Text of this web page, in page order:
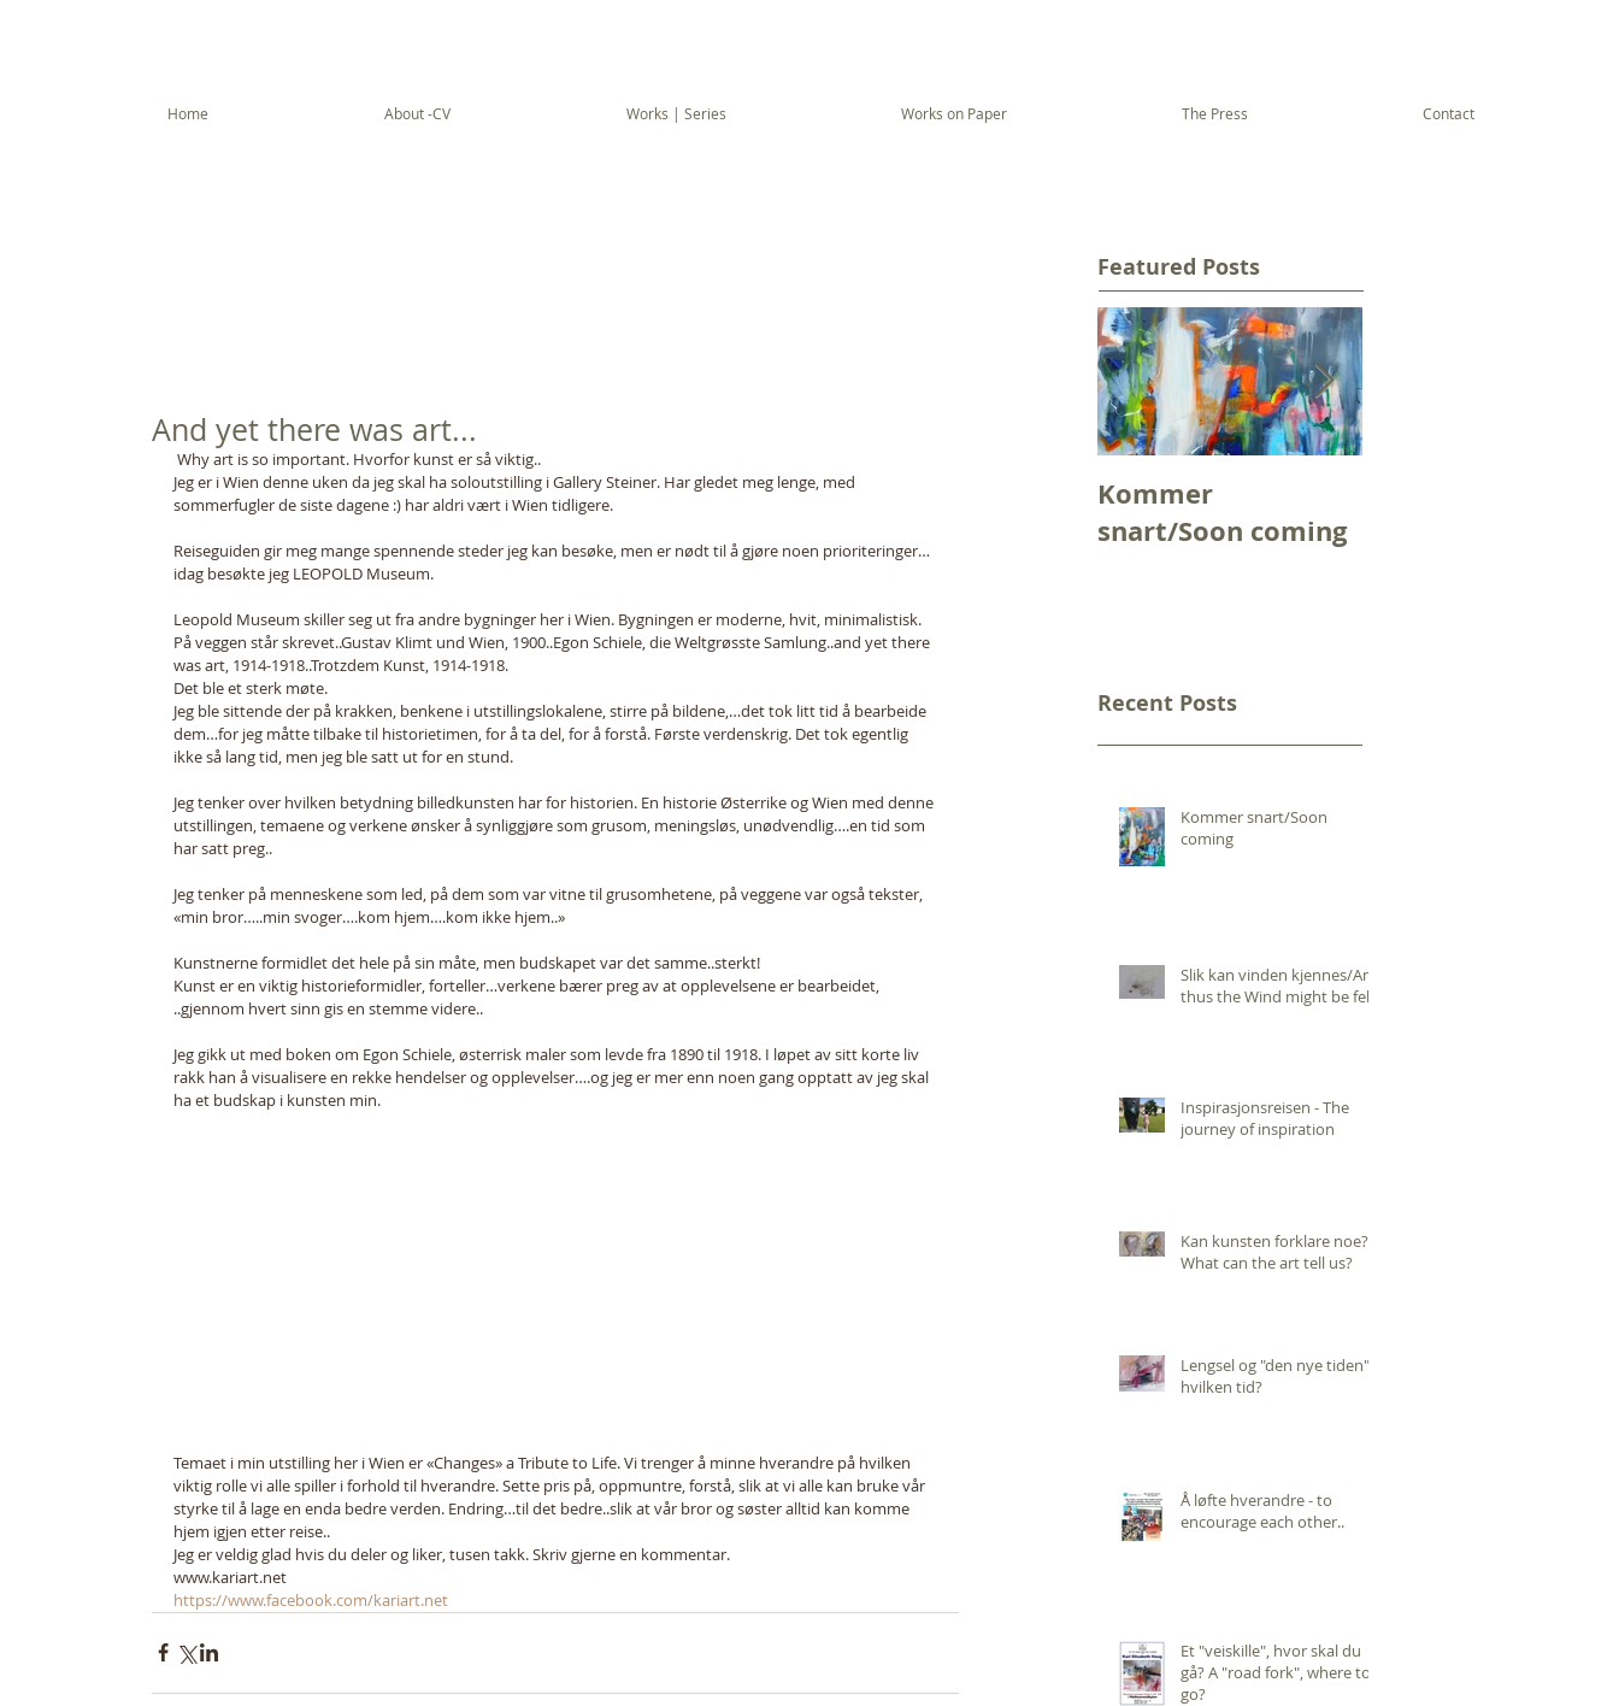
Home About -CV Works | Series Works on Paper The Press Contact
Featured Posts
And yet there was art...
Why art is so important. Hvorfor kunst er så viktig..
Jeg er i Wien denne uken da jeg skal ha soloutstilling i Gallery Steiner. Har gledet meg lenge, med
sommerfugler de siste dagene :) har aldri vært i Wien tidligere.
Reiseguiden gir meg mange spennende steder jeg kan besøke, men er nødt til å gjøre noen prioriteringer…
idag besøkte jeg LEOPOLD Museum.
Leopold Museum skiller seg ut fra andre bygninger her i Wien. Bygningen er moderne, hvit, minimalistisk.
På veggen står skrevet..Gustav Klimt und Wien, 1900..Egon Schiele, die Weltgrøsste Samlung..and yet there
was art, 1914-1918..Trotzdem Kunst, 1914-1918.
Det ble et sterk møte.
Jeg ble sittende der på krakken, benkene i utstillingslokalene, stirre på bildene,…det tok litt tid å bearbeide
dem…for jeg måtte tilbake til historietimen, for å ta del, for å forstå. Første verdenskrig. Det tok egentlig
ikke så lang tid, men jeg ble satt ut for en stund.
Jeg tenker over hvilken betydning billedkunsten har for historien. En historie Østerrike og Wien med denne
utstillingen, temaene og verkene ønsker å synliggjøre som grusom, meningsløs, unødvendlig….en tid som
har satt preg..
Jeg tenker på menneskene som led, på dem som var vitne til grusomhetene, på veggene var også tekster,
«min bror…..min svoger….kom hjem….kom ikke hjem..»
Kunstnerne formidlet det hele på sin måte, men budskapet var det samme..sterkt!
Kunst er en viktig historieformidler, forteller…verkene bærer preg av at opplevelsene er bearbeidet,
..gjennom hvert sinn gis en stemme videre..
Jeg gikk ut med boken om Egon Schiele, østerrisk maler som levde fra 1890 til 1918. I løpet av sitt korte liv
rakk han å visualisere en rekke hendelser og opplevelser….og jeg er mer enn noen gang opptatt av jeg skal
ha et budskap i kunsten min.
Temaet i min utstilling her i Wien er «Changes» a Tribute to Life. Vi trenger å minne hverandre på hvilken
viktig rolle vi alle spiller i forhold til hverandre. Sette pris på, oppmuntre, forstå, slik at vi alle kan bruke vår
styrke til å lage en enda bedre verden. Endring…til det bedre..slik at vår bror og søster alltid kan komme
hjem igjen etter reise..
Jeg er veldig glad hvis du deler og liker, tusen takk. Skriv gjerne en kommentar.
www.kariart.net
https://www.facebook.com/kariart.net
Kommer
snart/Soon coming
Recent Posts
Kommer snart/Soon
coming
Slik kan vinden kjennes/And
thus the Wind might be felt
Inspirasjonsreisen - The
journey of inspiration
Kan kunsten forklare noe?
What can the art tell us?
Lengsel og "den nye tiden",
hvilken tid?
Å løfte hverandre - to
encourage each other..
Et "veiskille", hvor skal du
gå? A "road fork", where to
go?